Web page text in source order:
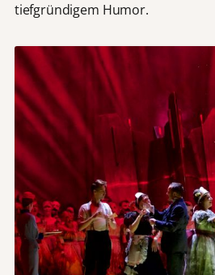
tiefgründigem Humor.